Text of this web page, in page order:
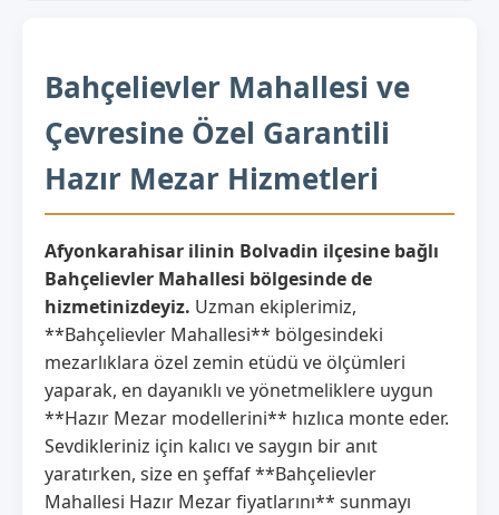
Bahçelievler Mahallesi ve
Çevresine Özel Garantili
Hazır Mezar Hizmetleri
Afyonkarahisar ilinin Bolvadin ilçesine bağlı
Bahçelievler Mahallesi bölgesinde de
hizmetinizdeyiz. Uzman ekiplerimiz,
**Bahçelievler Mahallesi** bölgesindeki
mezarlıklara özel zemin etüdü ve ölçümleri
yaparak, en dayanıklı ve yönetmeliklere uygun
**Hazır Mezar modellerini** hızlıca monte eder.
Sevdikleriniz için kalıcı ve saygın bir anıt
yaratırken, size en şeffaf **Bahçelievler
Mahallesi Hazır Mezar fiyatlarını** sunmayı